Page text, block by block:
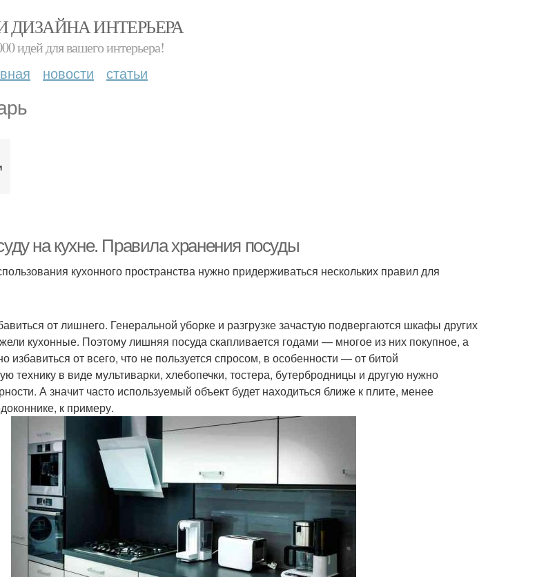
ДИЗАЙНА ИНТЕРЬЕРА
идей для вашего интерьера!
новости статьи
на кухне. Правила хранения посуды
кухонного пространства нужно придерживаться нескольких правил для
от лишнего. Генеральной уборке и разгрузке зачастую подвергаются шкафы других
кухонные. Поэтому лишняя посуда скапливается годами — многое из них покупное, а
избавиться от всего, что не пользуется спросом, в особенности — от битой
технику в виде мультиварки, хлебопечки, тостера, бутербродницы и другую нужно
А значит часто используемый объект будет находиться ближе к плите, менее
к примеру.